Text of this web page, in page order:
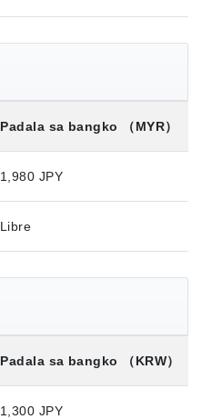
Padala sa bangko （MYR）
1,980 JPY
Libre
Padala sa bangko （KRW）
1,300 JPY